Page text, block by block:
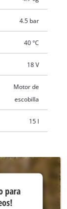
4.5 bar
40 °C
18 V
Motor de
escobilla
15 l
para